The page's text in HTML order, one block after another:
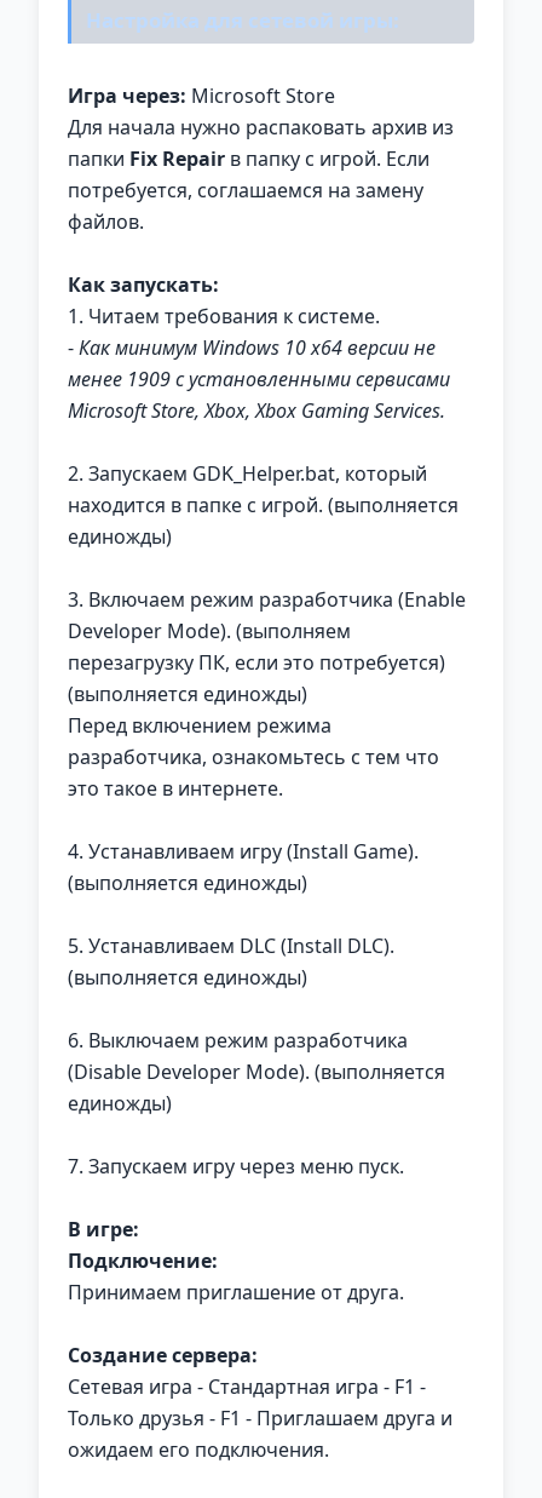
Настройка для сетевой игры:
Игра через: Microsoft Store
Для начала нужно распаковать архив из
папки Fix Repair в папку с игрой. Если
потребуется, соглашаемся на замену
файлов.
Как запускать:
1. Читаем требования к системе.
-Как минимум Windows 10 x64 версии не
менее 1909 с установленными сервисами
Microsoft Store, Xbox, Xbox Gaming Services.
2. Запускаем GDK_Helper.bat, который
находится в папке с игрой. (выполняется
единожды)
3. Включаем режим разработчика (Enable
Developer Mode). (выполняем
перезагрузку ПК, если это потребуется)
(выполняется единожды)
Перед включением режима
разработчика, ознакомьтесь с тем что
это такое в интернете.
4. Устанавливаем игру (Install Game).
(выполняется единожды)
5. Устанавливаем DLC (Install DLC).
(выполняется единожды)
6. Выключаем режим разработчика
(Disable Developer Mode). (выполняется
единожды)
7. Запускаем игру через меню пуск.
В игре:
Подключение:
Принимаем приглашение от друга.
Создание сервера:
Сетевая игра - Стандартная игра - F1 -
Только друзья - F1 - Приглашаем друга и
ожидаем его подключения.